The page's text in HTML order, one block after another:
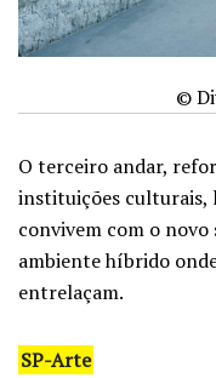
©
O terceiro andar,
instituições culturais,
convivem com o
ambiente híbrido
entrelaçam.
SP-Arte